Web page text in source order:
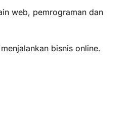
web, pemrograman dan
bisnis online.